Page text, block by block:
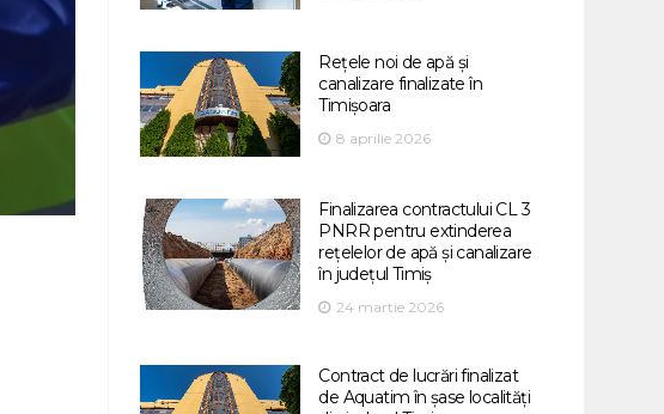
Rețele noi de apă și
canalizare finalizate în
Timișoara
8 aprilie 2026
Finalizarea contractului CL 3
PNRR pentru extinderea
rețelelor de apă și canalizare
în județul Timiș
24 martie 2026
Contract de lucrări finalizat
de Aquatim în șase localități